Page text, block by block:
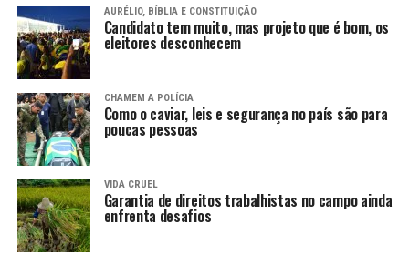
AURÉLIO, BÍBLIA E CONSTITUIÇÃO
Candidato tem muito, mas projeto que é bom, os
eleitores desconhecem
CHAMEM A POLÍCIA
Como o caviar, leis e segurança no país são para
poucas pessoas
VIDA CRUEL
Garantia de direitos trabalhistas no campo ainda
enfrenta desafios